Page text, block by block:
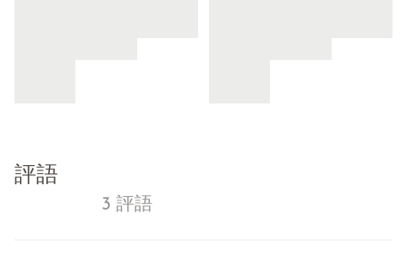
評語
3 評語